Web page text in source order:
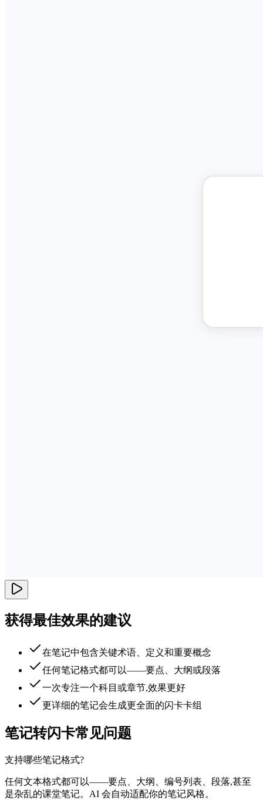
获得最佳效果的建议
在笔记中包含关键术语、定义和重要概念
任何笔记格式都可以——要点、大纲或段落
一次专注一个科目或章节,效果更好
更详细的笔记会生成更全面的闪卡卡组
笔记转闪卡常见问题
支持哪些笔记格式?
任何文本格式都可以——要点、大纲、编号列表、段落,甚至
是杂乱的课堂笔记。AI 会自动适配你的笔记风格。